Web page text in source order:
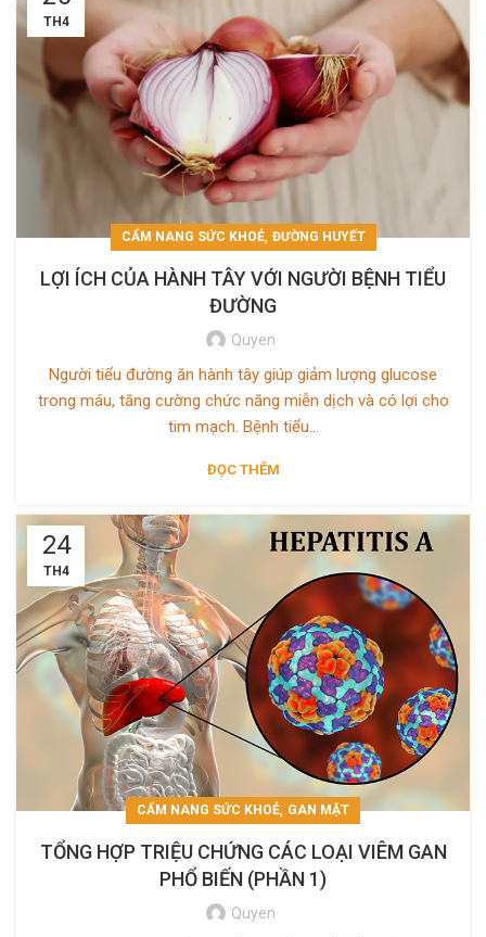
TH4
CẨM NANG SỨC KHOẺ, ĐƯỜNG HUYẾT
LỢI ÍCH CỦA HÀNH TÂY VỚI NGƯỜI BỆNH TIỂU
ĐƯỜNG
Quyen
Người tiểu đường ăn hành tây giúp giảm lượng glucose
trong máu, tăng cường chức năng miễn dịch và có lợi cho
tim mạch. Bệnh tiểu...
ĐỌC THÊM
24
TH4
CẨM NANG SỨC KHOẺ, GAN MẬT
TỔNG HỢP TRIỆU CHỨNG CÁC LOẠI VIÊM GAN
PHỔ BIẾN (PHẦN 1)
Quyen